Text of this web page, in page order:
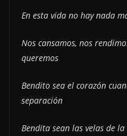
En esta vida no hay nada
Nos cansamos, nos
queremos
Bendito sea el corazón
separación
Bendita sean las velas de